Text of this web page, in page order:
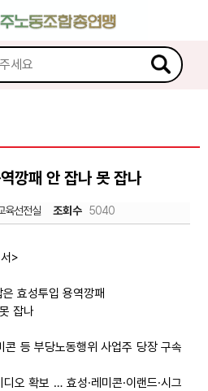
깡패 안 잡나 못 잡나
육선전실 조회수 5040
>
효성투입 용역깡패
잡나
콘 등 부당노동행위 사업주 당장 구속
오 확보 … 효성·레미콘·이랜드·시그
케치북5
케치북5